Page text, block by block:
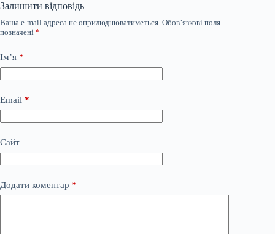
Залишити відповідь
Ваша e-mail адреса не оприлюднюватиметься. Обов’язкові поля
позначені *
Ім’я *
Email *
Сайт
Додати коментар *